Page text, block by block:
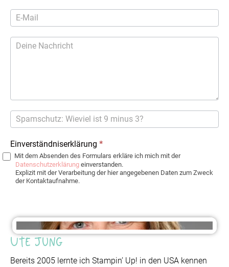
Einverständniserklärung *
Mit dem Absenden des Formulars erkläre ich mich mit der
Datenschutzerklärung einverstanden.
Explizit mit der Verarbeitung der hier angegebenen Daten zum Zweck
der Kontaktaufnahme.
Ute Jung
Bereits 2005 lernte ich Stampin’ Up! in den USA kennen